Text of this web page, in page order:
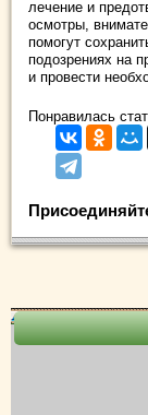
лечение и
осмотры,
помогут
подозрениях на
и провести
Понравилась